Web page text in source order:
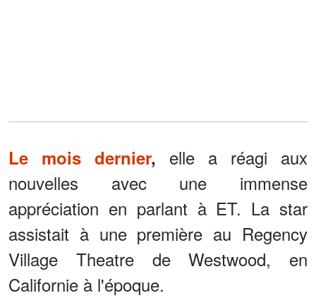
Le mois dernier, elle a réagi aux
nouvelles avec une immense
appréciation en parlant à ET. La star
assistait à une première au Regency
Village Theatre de Westwood, en
Californie à l'époque.